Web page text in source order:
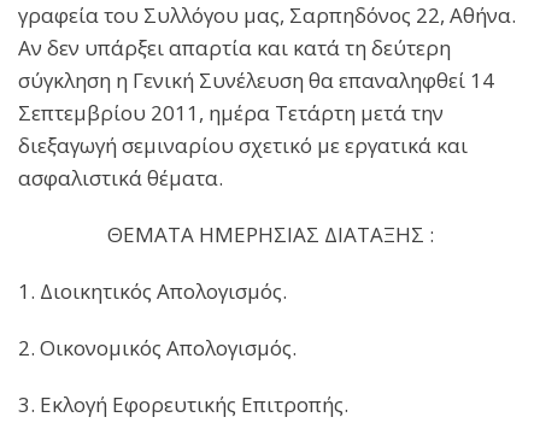
γραφεία του Συλλόγου μας, Σαρπηδόνος 22, Αθήνα.
Αν δεν υπάρξει απαρτία και κατά τη δεύτερη
σύγκληση η Γενική Συνέλευση θα επαναληφθεί 14
Σεπτεμβρίου 2011, ημέρα Τετάρτη μετά την
διεξαγωγή σεμιναρίου σχετικό με εργατικά και
ασφαλιστικά θέματα.
ΘΕΜΑΤΑ ΗΜΕΡΗΣΙΑΣ ΔΙΑΤΑΞΗΣ :
1. Διοικητικός Απολογισμός.
2. Οικονομικός Απολογισμός.
3. Εκλογή Εφορευτικής Επιτροπής.